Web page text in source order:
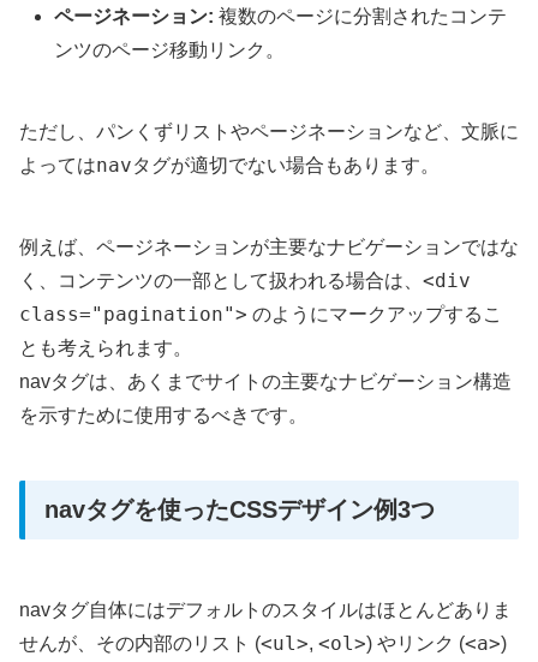
ページネーション: 複数のページに分割されたコンテ
ンツのページ移動リンク。
ただし、パンくずリストやページネーションなど、文脈に
よってはnavタグが適切でない場合もあります。
例えば、ページネーションが主要なナビゲーションではな
く、コンテンツの一部として扱われる場合は、 <div
class="pagination"> のようにマークアップするこ
とも考えられます。
navタグは、あくまでサイトの主要なナビゲーション構造
を示すために使用するべきです。
navタグを使ったCSSデザイン例3つ
navタグ自体にはデフォルトのスタイルはほとんどありま
せんが、その内部のリスト (<ul>, <ol>) やリンク (<a>)